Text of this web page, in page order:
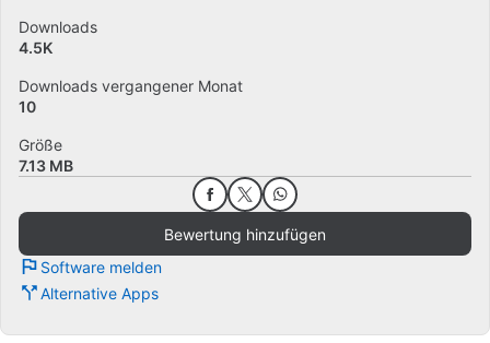
Downloads
4.5K
Downloads vergangener Monat
10
Größe
7.13 MB
Bewertung hinzufügen
Software melden
Alternative Apps